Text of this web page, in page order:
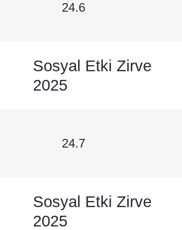
24.6
Sosyal Etki Zirve
2025
24.7
Sosyal Etki Zirve
2025